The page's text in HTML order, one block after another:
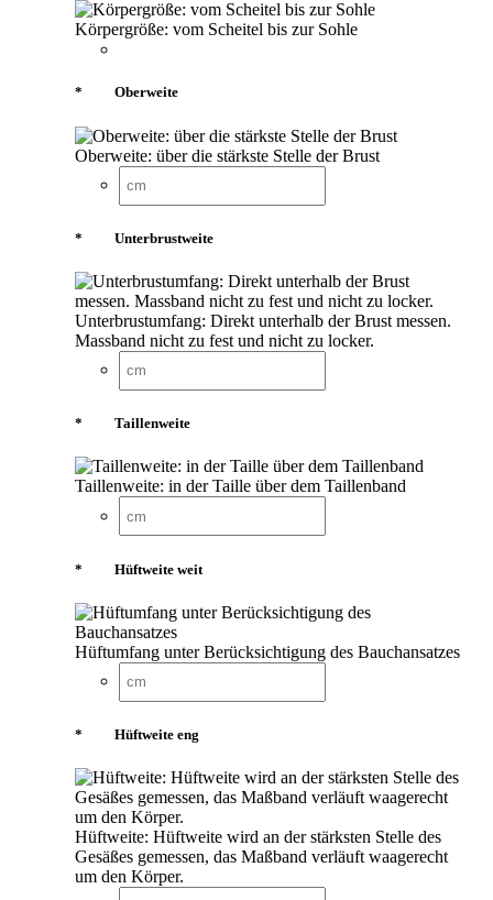
Körpergröße: vom Scheitel bis zur Sohle
* Oberweite
Oberweite: über die stärkste Stelle der Brust
* Unterbrustweite
Unterbrustumfang: Direkt unterhalb der Brust messen.
Massband nicht zu fest und nicht zu locker.
* Taillenweite
Taillenweite: in der Taille über dem Taillenband
* Hüftweite weit
Hüftumfang unter Berücksichtigung des Bauchansatzes
* Hüftweite eng
Hüftweite: Hüftweite wird an der stärksten Stelle des
Gesäßes gemessen, das Maßband verläuft waagerecht
um den Körper.